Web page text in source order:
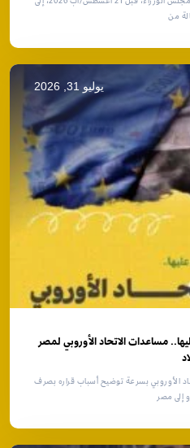
من
يوليو 31, 2026
مساعدات الاتحاد الأوروبي لمصر
الأوروبي بسرعة توضيح أسباب قراره بصرف